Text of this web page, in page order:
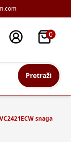
0
Pretraži
snaga